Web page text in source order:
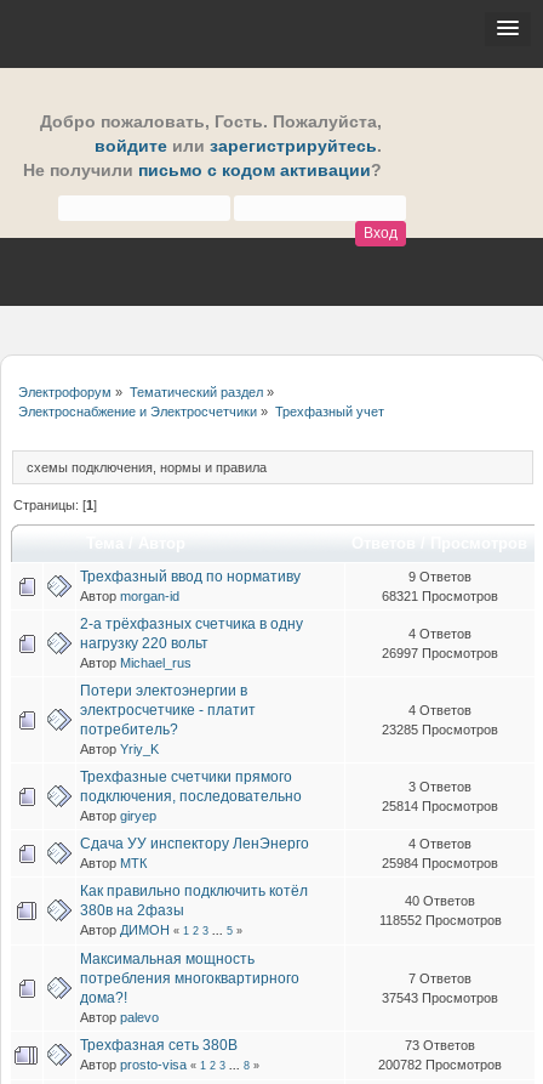
Добро пожаловать, Гость. Пожалуйста,
войдите или зарегистрируйтесь.
Не получили письмо с кодом активации?
Электрофорум » Тематический раздел»
Электроснабжение и Электросчетчики » Трехфазный учет
схемы подключения, нормы и правила
Страницы: [1]
Трехфазный ввод по нормативу
Автор morgan-id
9 Ответов
68321 Просмотров
2-а трёхфазных счетчика в одну
нагрузку 220 вольт
Автор Michael_rus
4 Ответов
26997 Просмотров
Потери электоэнергии в
электросчетчике - платит
потребитель?
Автор Yriy_K
4 Ответов
23285 Просмотров
Трехфазные счетчики прямого
подключения, последовательно
Автор giryep
3 Ответов
25814 Просмотров
Сдача УУ инспектору ЛенЭнерго
Автор МТК
4 Ответов
25984 Просмотров
Как правильно подключить котёл
380в на 2фазы
Автор ДИМОН « 1 2 3 ... 5 »
40 Ответов
118552 Просмотров
Максимальная мощность
потребления многоквартирного
дома?!
Автор palevo
7 Ответов
37543 Просмотров
Трехфазная сеть 380В
Автор prosto-visa « 1 2 3 ... 8 »
73 Ответов
200782 Просмотров